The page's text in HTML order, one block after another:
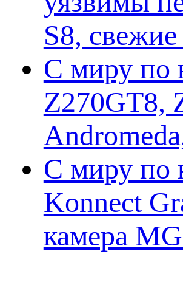
S8,
С миру по
Z270GT8,
С миру по
Konnect
камера